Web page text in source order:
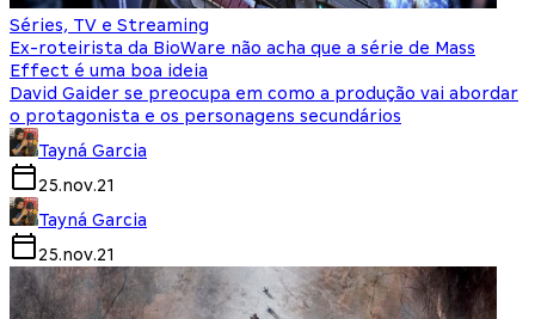
Séries, TV e Streaming
Ex-roteirista da BioWare não acha que a série de Mass
Effect é uma boa ideia
David Gaider se preocupa em como a produção vai abordar
o protagonista e os personagens secundários
Tayná Garcia
25.nov.21
Tayná Garcia
25.nov.21